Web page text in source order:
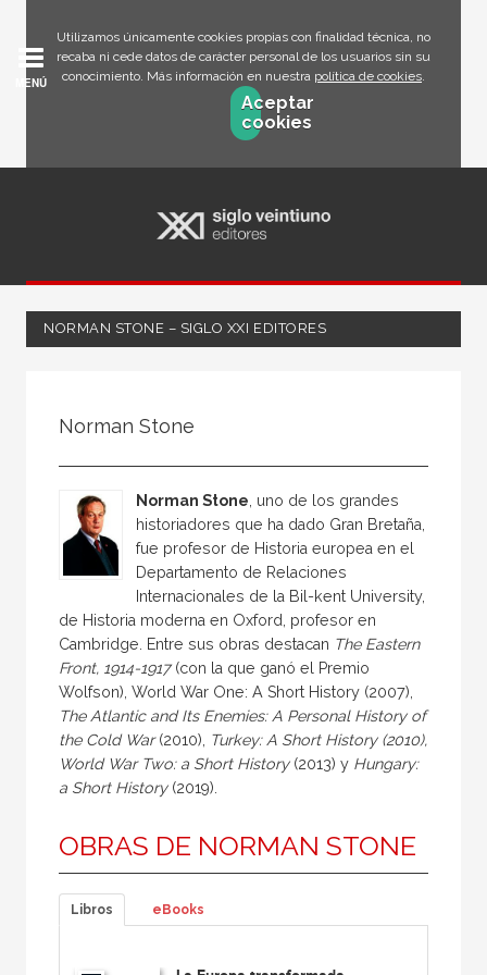
Utilizamos únicamente cookies propias con finalidad técnica, no
recaba ni cede datos de carácter personal de los usuarios sin su
conocimiento. Más información en nuestra política de cookies.
Aceptar
cookies
MENÚ
NORMAN STONE – SIGLO XXI EDITORES
Norman Stone
Norman Stone , uno de los grandes
historiadores que ha dado Gran Bretaña,
fue profesor de Historia europea en el
Departamento de Relaciones
Internacionales de la Bil-kent University,
de Historia moderna en Oxford, profesor en
Cambridge. Entre sus obras destacan The Eastern
Front, 1914-1917(con la que ganó el Premio
Wolfson), World War One: A Short History (2007),
The Atlantic and Its Enemies: A Personal History of
the Cold War(2010),
Turkey: A Short History (2010),
World War Two: a Short History (2013) y Hungary:
a Short History(2019).
OBRAS DE NORMAN STONE
Libros eBooks